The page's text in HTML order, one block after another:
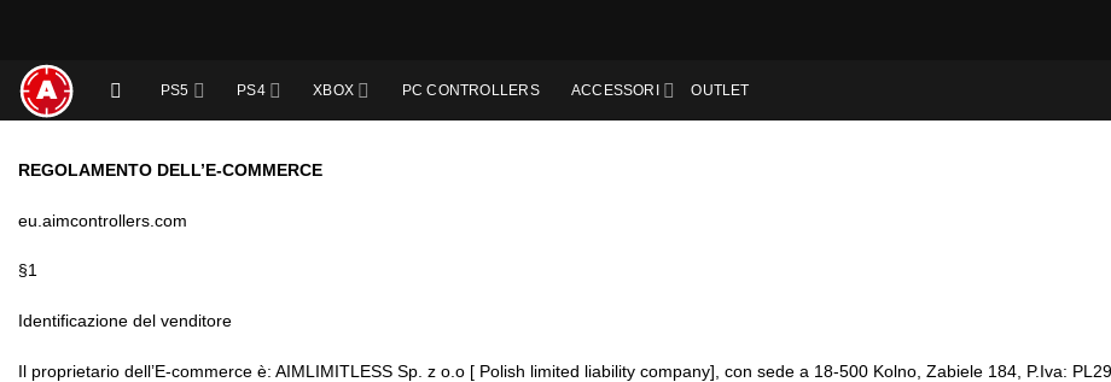
contenuti
PS5 PS4 XBOX PC CONTROLLERS ACCESSORI OUTLET
REGOLAMENTO DELL’E-COMMERCE
eu.aimcontrollers.com
§1
Identificazione del venditore
Il proprietario dell’E-commerce è: AIMLIMITLESS Sp. z o.o [ Polish limited liability company], con sede a 18-500 Kolno, Zabiele 184, P.Iva: